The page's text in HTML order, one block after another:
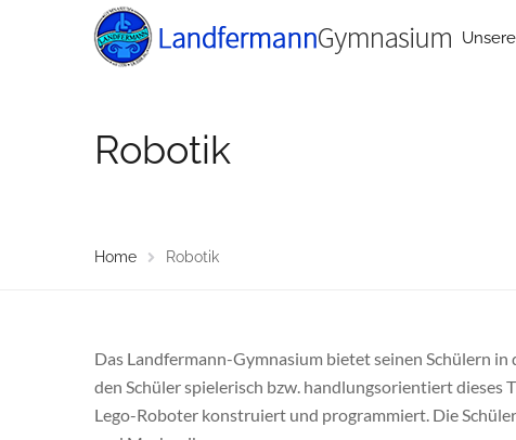
Robotik
Home Robotik
Das Landfermann-Gymnasium bietet seinen Schülern
den Schüler spielerisch bzw. handlungsorientiert dieses
Lego-Roboter konstruiert und programmiert. Die